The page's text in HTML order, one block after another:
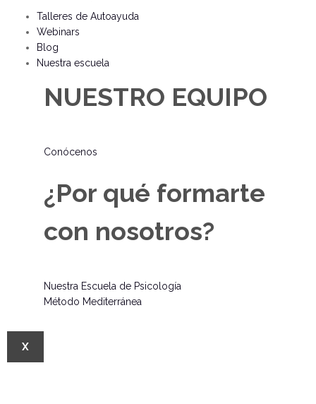
Talleres de Autoayuda
Webinars
Blog
Nuestra escuela
NUESTRO EQUIPO
Conócenos
¿Por qué formarte
con nosotros?
Nuestra Escuela de Psicología
Método Mediterránea
X